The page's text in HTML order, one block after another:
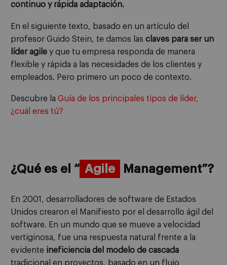
continuo y rápida adaptación.
En el siguiente texto, basado en un artículo del
profesor Guido Stein, te damos las claves para ser un
líder agile y que tu empresa responda de manera
flexible y rápida a las necesidades de los clientes y
empleados. Pero primero un poco de contexto.
Descubre la Guía de los principales tipos de líder,
¿cuál eres tú?
¿Qué es el “ Agile Management”?
En 2001, desarrolladores de software de Estados
Unidos crearon el Manifiesto por el desarrollo ágil del
software. En un mundo que se mueve a velocidad
vertiginosa, fue una respuesta natural frente a la
evidente ineficiencia del modelo de cascada
tradicional en proyectos, basado en un flujo